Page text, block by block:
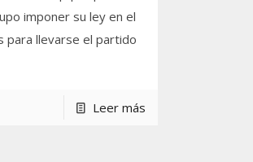
imponer su ley en el
para llevarse el partido
Leer más